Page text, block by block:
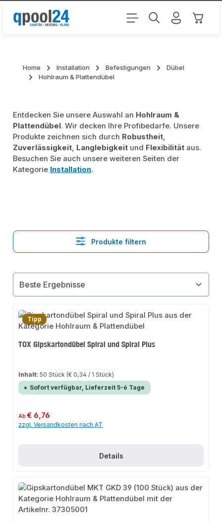
Zum Hauptinhalt springen
Home Installation Befestigungen
Dübel
Hohlraum & Plattendübel
Entdecken Sie unsere Auswahl an Hohlraum &
Plattendübel. Wir decken Ihre Profibedarfe. Unsere
Produkte zeichnen sich durch Robustheit,
Zuverlässigkeit, Langlebigkeit und Flexibilität aus.
Besuchen Sie auch unsere weiteren Seiten der
Kategorie Installation.
Produkte filtern
Tipp
TOX Gipskartondübel Spiral und Spiral Plus
Inhalt:50 Stück (€ 0,34 / 1 Stück)
Sofort verfügbar, Lieferzeit 5-6 Tage
Regulärer Preis:
Ab€ 6,76
zzgl. Versandkosten nach AT
Details